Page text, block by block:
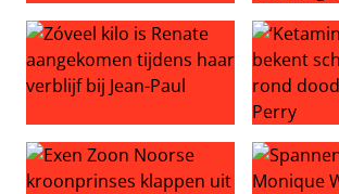
Roxeanne Hazes heeft nieuwe look
Yolanthe
Zóveel kilo is Renate aangekomen